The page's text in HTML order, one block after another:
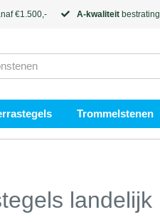
€1.500,- A-kwaliteit bestrating
Trommelstenen
landelijk